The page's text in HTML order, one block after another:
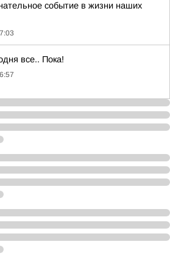
событие в жизни наших
все.. Пока!